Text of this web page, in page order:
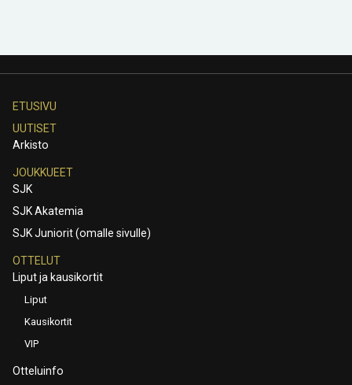
ETUSIVU
UUTISET
Arkisto
JOUKKUEET
SJK
SJK Akatemia
SJK Juniorit (omalle sivulle)
OTTELUT
Liput ja kausikortit
Liput
Kausikortit
VIP
Otteluinfo